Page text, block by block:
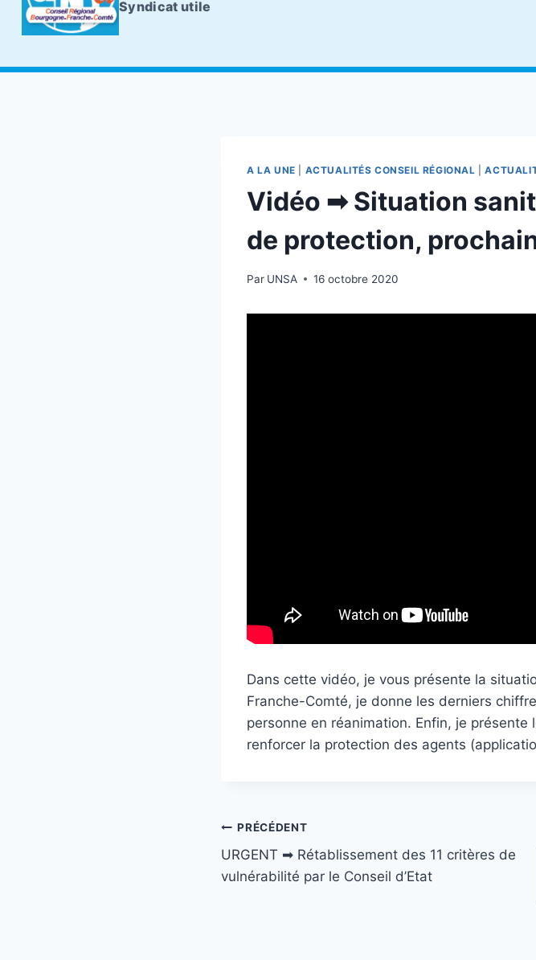
Syndicat utile
A LA UNE ACTUALITÉS CONSEIL RÉGIONAL |
Vidéo ➡ Situation
de protection,
Par UNSA 16 octobre 2020
Dans cette vidéo, je vous présente la
Franche-Comté, je donne les derniers
personne en réanimation. Enfin, je présente
renforcer la protection des agents
Navigation
de
PRÉCÉDENT
URGENT ➡ Rétablissement des 11 critères de
vulnérabilité par le Conseil d’Etat